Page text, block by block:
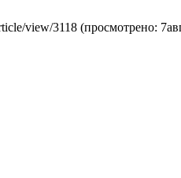
view/3118 (просмотрено: